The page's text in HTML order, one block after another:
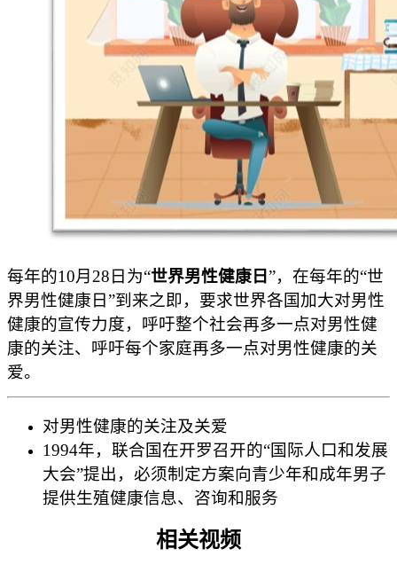
每年的10月28日为“世界男性健康日 ”，在每年的“世
界男性健康日”到来之即，要求世界各国加大对男性
健康的宣传力度，呼吁整个社会再多一点对男性健
康的关注、呼吁每个家庭再多一点对男性健康的关
爱。
对男性健康的关注及关爱
1994年，联合国在开罗召开的“国际人口和发展
大会”提出，必须制定方案向青少年和成年男子
提供生殖健康信息、咨询和服务
相关视频